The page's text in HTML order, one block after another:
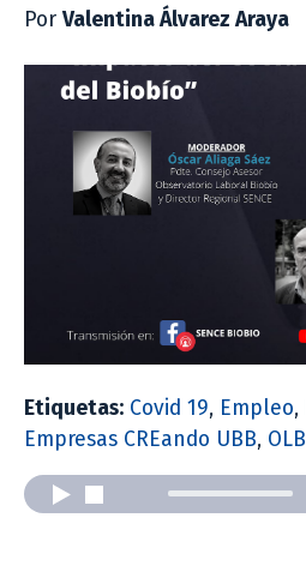
PorValentina Álvarez Araya
Etiquetas: Covid 19, Empleo,
Empresas CREando UBB, OLB